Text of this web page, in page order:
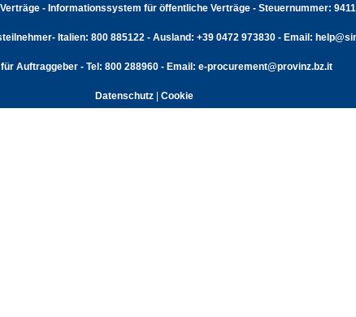
- Informationssystem für öffentliche Verträge - Steuernummer:
Italien: 800 885122 - Ausland: +39 0472 973830 - Email:
Auftraggeber - Tel: 800 288960 - Email: e-procurement@provinz.bz.it
Datenschutz| Cookie